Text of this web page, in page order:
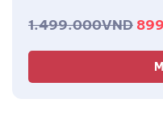
1.499.000VND